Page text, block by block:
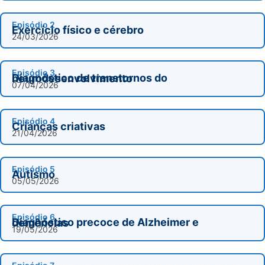
Episódio 2
Exercício físico e cérebro
24/03/2026
Episódio 3
Diagnóstico de transtornos do neurodesenvolvimento
07/04/2026
Episódio 4
Crianças criativas
21/04/2026
Episódio 5
Autismo
05/05/2026
Episódio 6
Diagnóstico precoce de Alzheimer e demências
19/05/2026